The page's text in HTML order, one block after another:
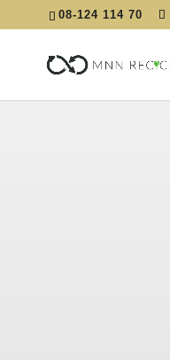
08-124 114 70